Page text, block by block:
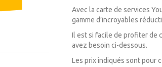
Avec la carte de services
gamme d’incroyables
Il est si facile de profiter de
avez besoin ci-dessous.
Les prix indiqués sont pour